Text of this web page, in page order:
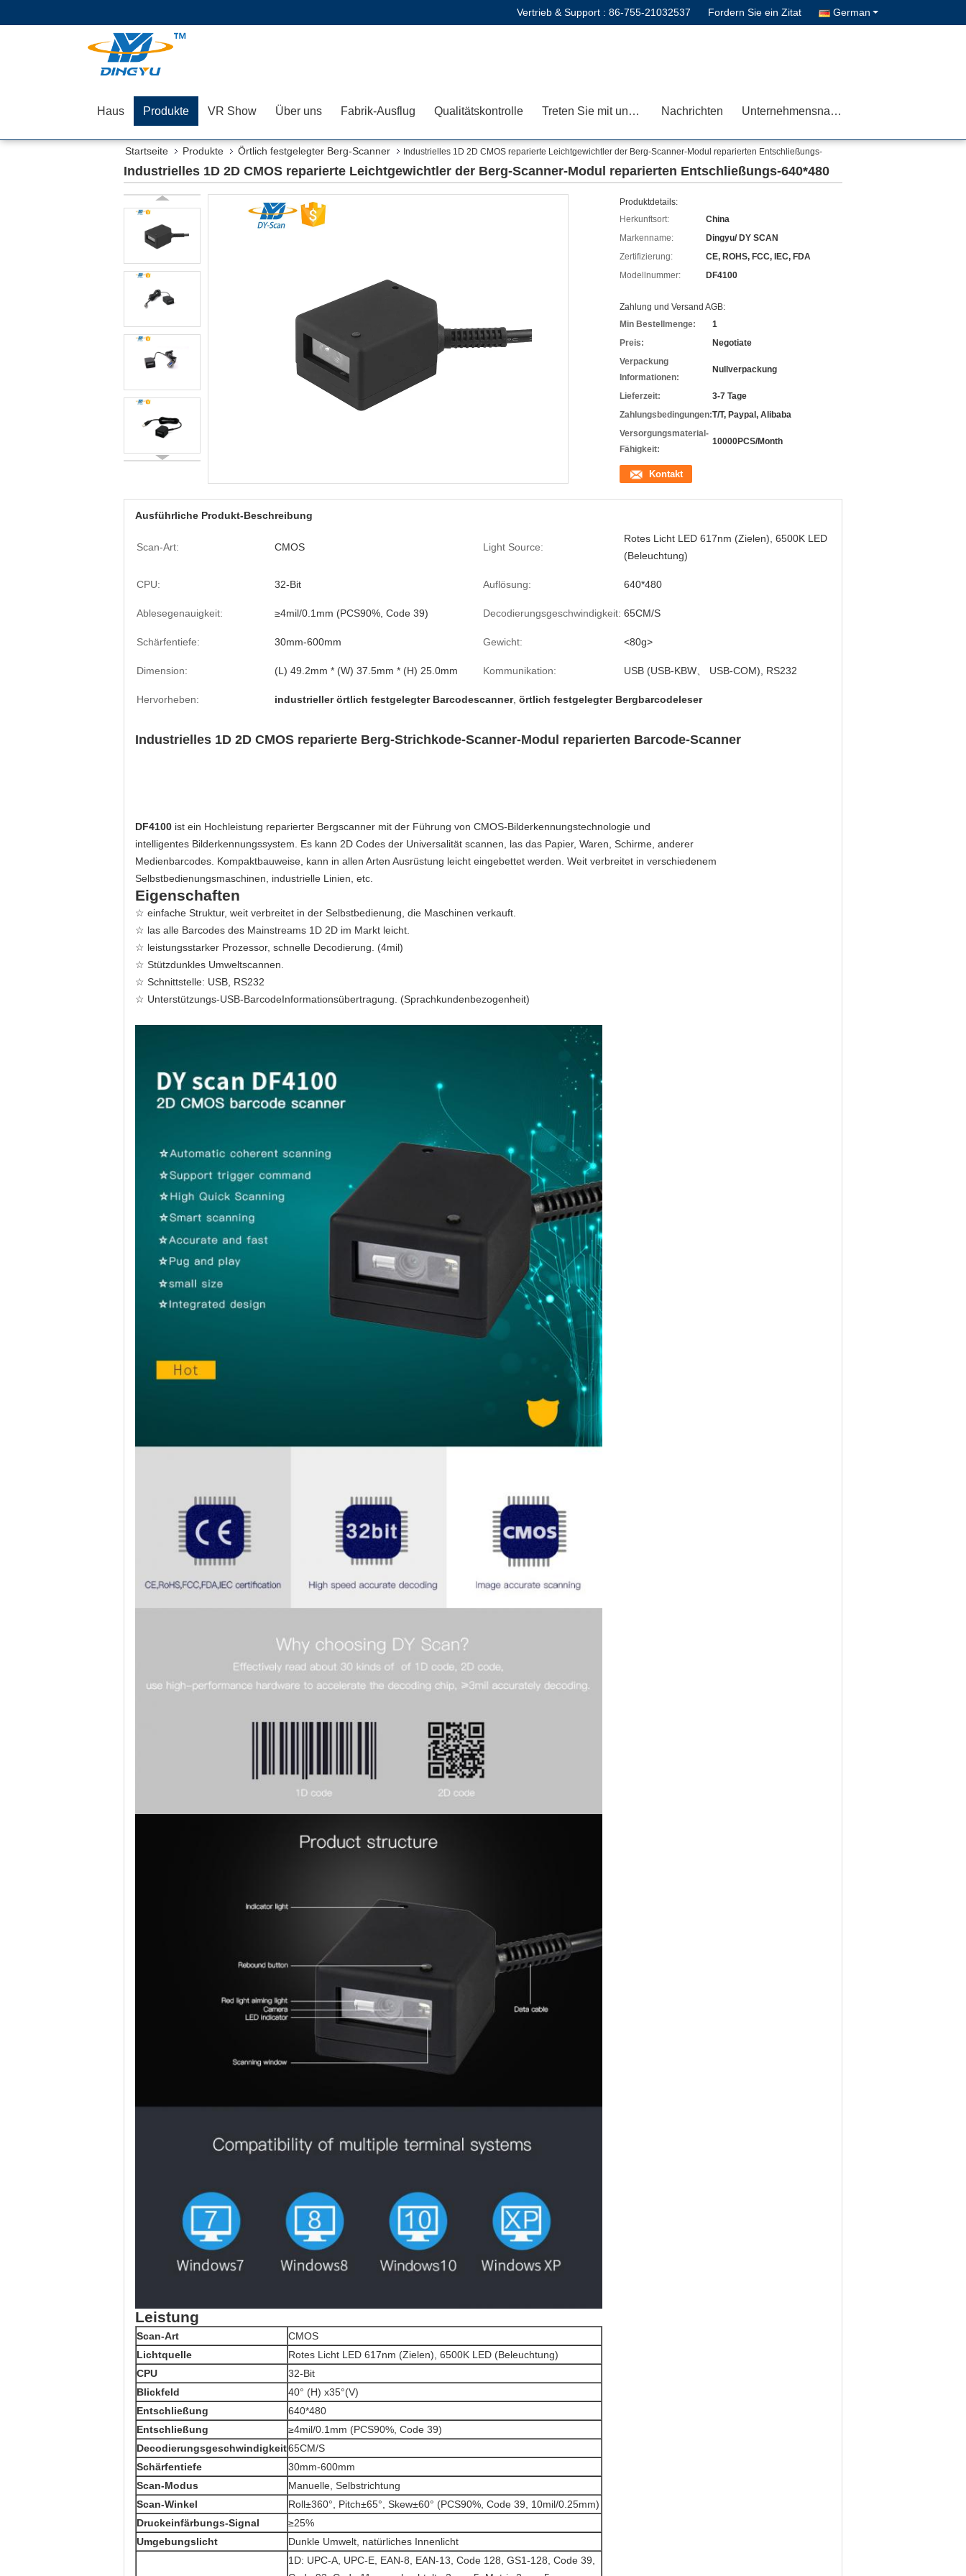
Vertrieb & Support : 86-755-21032537 Fordern Sie ein Zitat German
Haus Produkte VR Show Über uns Fabrik-Ausflug Qualitätskontrolle Treten Sie mit uns in Verbindung Nachrichten Unternehmensnachrichten
Startseite Produkte Örtlich festgelegter Berg-Scanner
Industrielles 1D 2D CMOS reparierte Leichtgewichtler der Berg-Scanner-Modul reparierten Entschließungs-
640*480
Industrielles 1D 2D CMOS reparierte Leichtgewichtler der Berg-Scanner-Modul reparierten Entschließungs-640*480
Produktdetails:
Herkunftsort:
China
Markenname:
Dingyu/ DY SCAN
Zertifizierung:
CE, ROHS, FCC, IEC, FDA
Modellnummer:
DF4100
Zahlung und Versand AGB:
Min Bestellmenge:
1
Preis:
Negotiate
Verpackung
Informationen:
Nullverpackung
Lieferzeit:
3-7 Tage
Zahlungsbedingungen:T/T, Paypal, Alibaba
Versorgungsmaterial-
Fähigkeit:
10000PCS/Month
Kontakt
Ausführliche Produkt-Beschreibung
Scan-Art: CMOS Light Source:
Rotes Licht LED 617nm (Zielen), 6500K LED
(Beleuchtung)
CPU: 32-Bit Auflösung: 640*480
Ablesegenauigkeit: ≥4mil/0.1mm (PCS90%, Code 39) Decodierungsgeschwindigkeit: 65CM/S
Schärfentiefe: 30mm-600mm Gewicht: <80g>
Dimension: (L) 49.2mm * (W) 37.5mm * (H) 25.0mm Kommunikation: USB (USB-KBW、 USB-COM), RS232
Hervorheben: industrieller örtlich festgelegter Barcodescanner, örtlich festgelegter Bergbarcodeleser
Industrielles 1D 2D CMOS reparierte Berg-Strichkode-Scanner-Modul reparierten Barcode-Scanner
DF4100 ist ein Hochleistung reparierter Bergscanner mit der Führung von CMOS-Bilderkennungstechnologie und
intelligentes Bilderkennungssystem. Es kann 2D Codes der Universalität scannen, las das Papier, Waren, Schirme, anderer
Medienbarcodes. Kompaktbauweise, kann in allen Arten Ausrüstung leicht eingebettet werden. Weit verbreitet in verschiedenem
Selbstbedienungsmaschinen, industrielle Linien, etc.
Eigenschaften
☆ einfache Struktur, weit verbreitet in der Selbstbedienung, die Maschinen verkauft.
☆ las alle Barcodes des Mainstreams 1D 2D im Markt leicht.
☆ leistungsstarker Prozessor, schnelle Decodierung. (4mil)
☆ Stützdunkles Umweltscannen.
☆ Schnittstelle: USB, RS232
☆ Unterstützungs-USB-BarcodeInformationsübertragung. (Sprachkundenbezogenheit)
Leistung
Scan-Art
CMOS
Lichtquelle
Rotes Licht LED 617nm (Zielen), 6500K LED (Beleuchtung)
CPU
32-Bit
Blickfeld
40° (H) x35°(V)
Entschließung
640*480
Entschließung
≥4mil/0.1mm (PCS90%, Code 39)
Decodierungsgeschwindigkeit65CM/S
Schärfentiefe
30mm-600mm
Scan-Modus
Manuelle, Selbstrichtung
Scan-Winkel
Roll±360°, Pitch±65°, Skew±60° (PCS90%, Code 39, 10mil/0.25mm)
Druckeinfärbungs-Signal
≥25%
Umgebungslicht
Dunkle Umwelt, natürliches Innenlicht
1D: UPC-A, UPC-E, EAN-8, EAN-13, Code 128, GS1-128, Code 39,